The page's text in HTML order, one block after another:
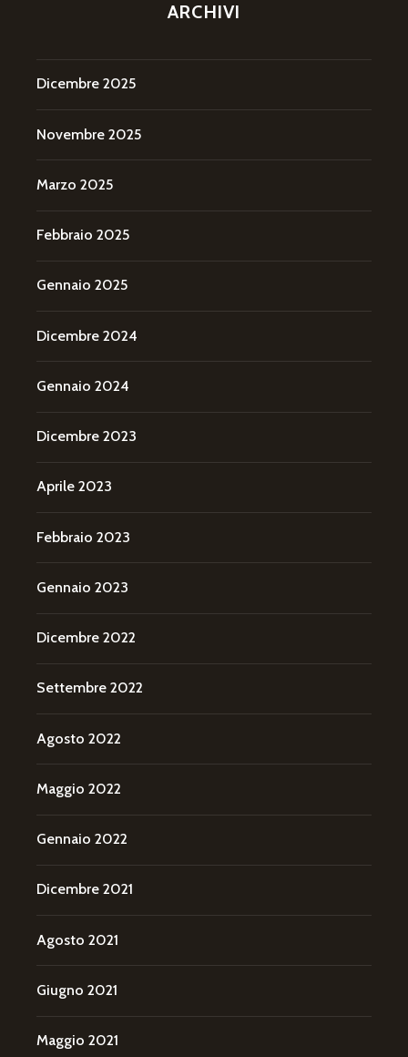
ARCHIVI
Dicembre 2025
Novembre 2025
Marzo 2025
Febbraio 2025
Gennaio 2025
Dicembre 2024
Gennaio 2024
Dicembre 2023
Aprile 2023
Febbraio 2023
Gennaio 2023
Dicembre 2022
Settembre 2022
Agosto 2022
Maggio 2022
Gennaio 2022
Dicembre 2021
Agosto 2021
Giugno 2021
Maggio 2021